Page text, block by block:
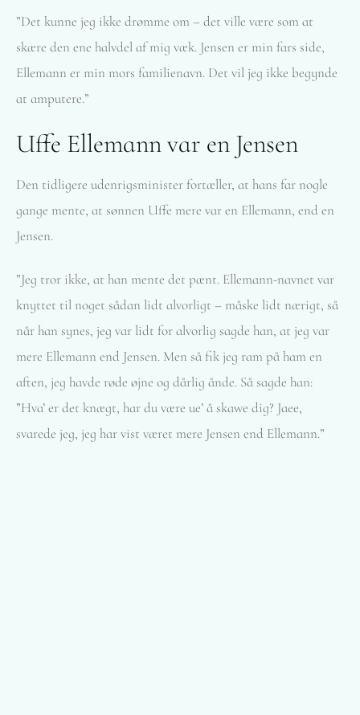
”Det kunne jeg ikke drømme om – det ville være som at
skære den ene halvdel af mig væk. Jensen er min fars side,
Ellemann er min mors familienavn. Det vil jeg ikke begynde
at amputere.”
Uffe Ellemann var en Jensen
Den tidligere udenrigsminister fortæller, at hans far nogle
gange mente, at sønnen Uffe mere var en Ellemann, end en
Jensen.
”Jeg tror ikke, at han mente det pænt. Ellemann-navnet var
knyttet til noget sådan lidt alvorligt – måske lidt nærigt, så
når han synes, jeg var lidt for alvorlig sagde han, at jeg var
mere Ellemann end Jensen. Men så fik jeg ram på ham en
aften, jeg havde røde øjne og dårlig ånde. Så sagde han:
”Hva’ er det knægt, har du være ue’ å skawe dig? Jaee,
svarede jeg, jeg har vist været mere Jensen end Ellemann.”